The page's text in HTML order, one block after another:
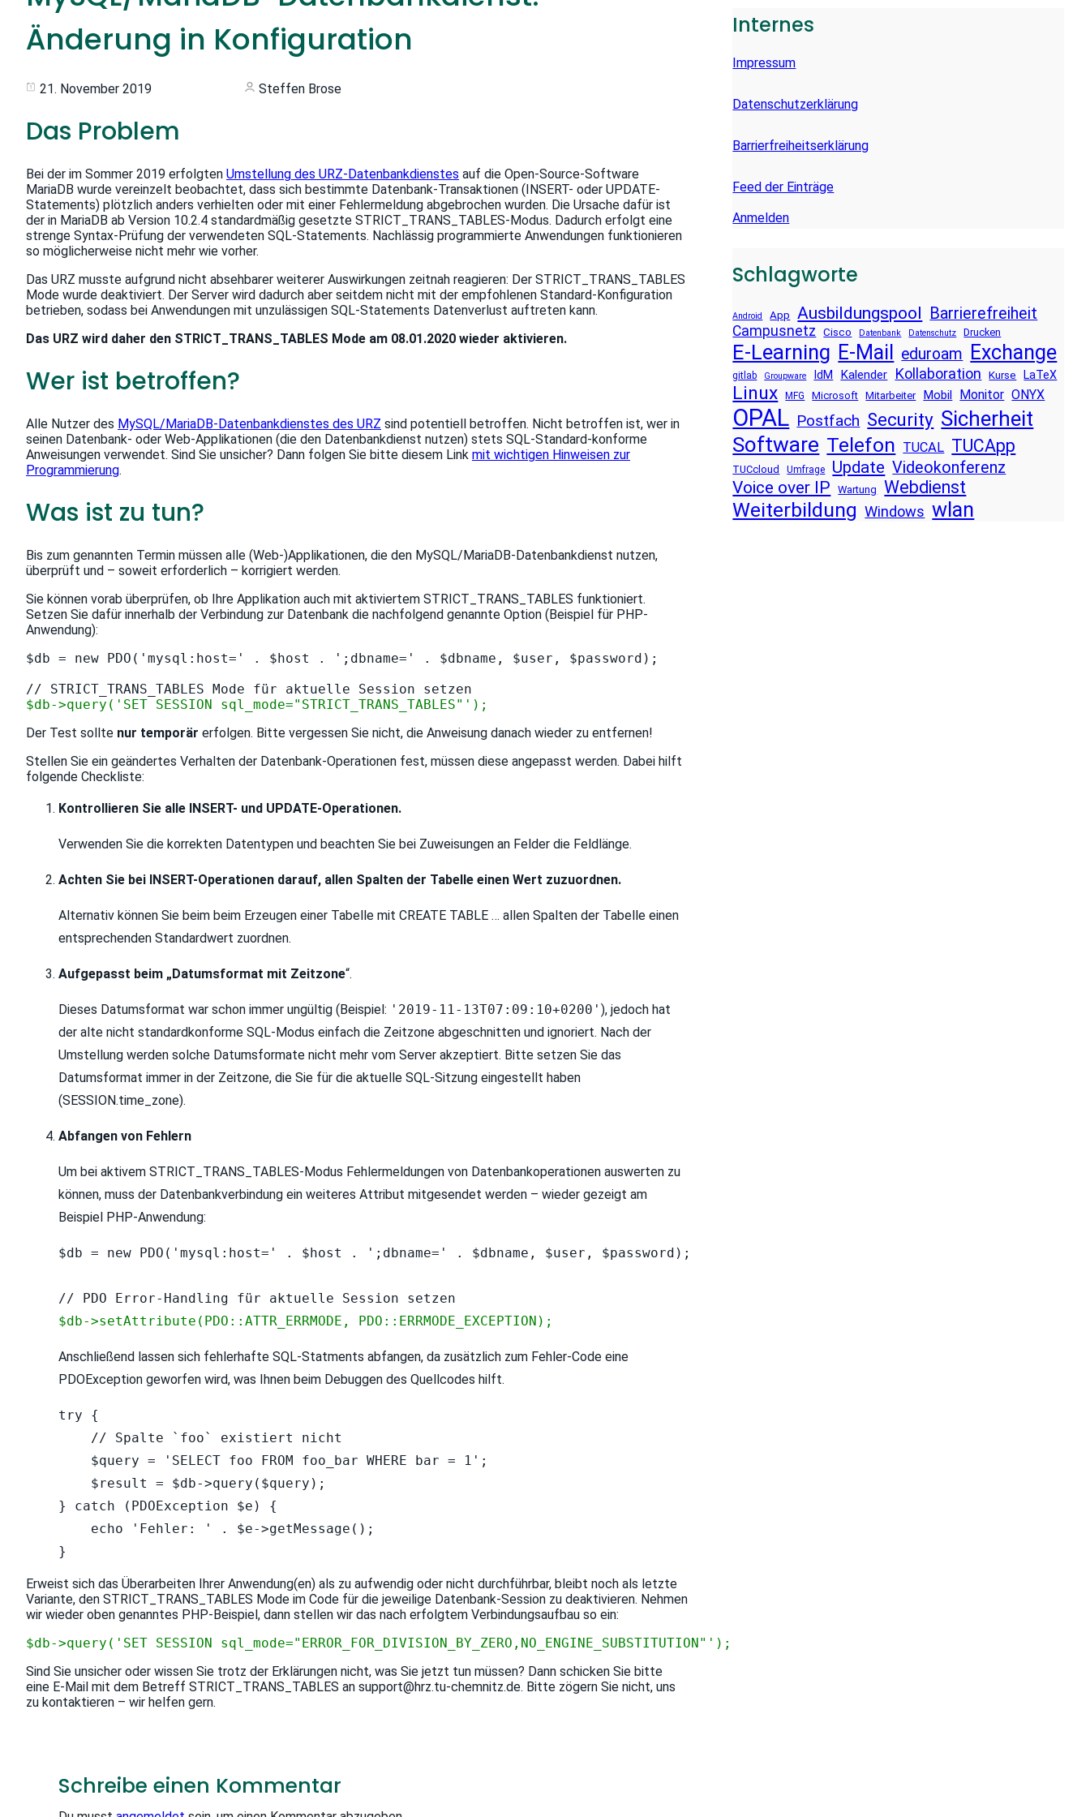
Änderung in Konfiguration
21. November 2019 Steffen Brose
Das Problem
Bei der im Sommer 2019 erfolgten Umstellung des URZ-Datenbankdienstes auf die Open-Source-Software
MariaDB wurde vereinzelt beobachtet, dass sich bestimmte Datenbank-Transaktionen (INSERT- oder UPDATE-
Statements) plötzlich anders verhielten oder mit einer Fehlermeldung abgebrochen wurden. Die Ursache dafür ist
der in MariaDB ab Version 10.2.4 standardmäßig gesetzte STRICT_TRANS_TABLES-Modus. Dadurch erfolgt eine
strenge Syntax-Prüfung der verwendeten SQL-Statements. Nachlässig programmierte Anwendungen funktionieren
so möglicherweise nicht mehr wie vorher.
Das URZ musste aufgrund nicht absehbarer weiterer Auswirkungen zeitnah reagieren: Der STRICT_TRANS_TABLES
Mode wurde deaktiviert. Der Server wird dadurch aber seitdem nicht mit der empfohlenen Standard-Konfiguration
betrieben, sodass bei Anwendungen mit unzulässigen SQL-Statements Datenverlust auftreten kann.
Das URZ wird daher den STRICT_TRANS_TABLES Mode am 08.01.2020 wieder aktivieren.
Wer ist betroffen?
Alle Nutzer des MySQL/MariaDB-Datenbankdienstes des URZ sind potentiell betroffen. Nicht betroffen ist, wer in
seinen Datenbank- oder Web-Applikationen (die den Datenbankdienst nutzen) stets SQL-Standard-konforme
Anweisungen verwendet. Sind Sie unsicher? Dann folgen Sie bitte diesem Link mit wichtigen Hinweisen zur
Programmierung.
Was ist zu tun?
Bis zum genannten Termin müssen alle (Web-)Applikationen, die den MySQL/MariaDB-Datenbankdienst nutzen,
überprüft und – soweit erforderlich – korrigiert werden.
Sie können vorab überprüfen, ob Ihre Applikation auch mit aktiviertem STRICT_TRANS_TABLES funktioniert.
Setzen Sie dafür innerhalb der Verbindung zur Datenbank die nachfolgend genannte Option (Beispiel für PHP-
Anwendung):
$db = new PDO('mysql:host=' . $host . ';dbname=' . $dbname, $user, $password);
$db->query('SET SESSION sql_mode="STRICT_TRANS_TABLES"');
Der Test sollte nur temporär erfolgen. Bitte vergessen Sie nicht, die Anweisung danach wieder zu entfernen!
Stellen Sie ein geändertes Verhalten der Datenbank-Operationen fest, müssen diese angepasst werden. Dabei hilft
folgende Checkliste:
Kontrollieren Sie alle INSERT- und UPDATE-Operationen.
Verwenden Sie die korrekten Datentypen und beachten Sie bei Zuweisungen an Felder die Feldlänge.
Achten Sie bei INSERT-Operationen darauf, allen Spalten der Tabelle einen Wert zuzuordnen.
Alternativ können Sie beim beim Erzeugen einer Tabelle mit CREATE TABLE … allen Spalten der Tabelle einen
entsprechenden Standardwert zuordnen.
Aufgepasst beim „Datumsformat mit Zeitzone“.
Dieses Datumsformat war schon immer ungültig (Beispiel: '2019-11-13T07:09:10+0200' ), jedoch hat
der alte nicht standardkonforme SQL-Modus einfach die Zeitzone abgeschnitten und ignoriert. Nach der
Umstellung werden solche Datumsformate nicht mehr vom Server akzeptiert. Bitte setzen Sie das
Datumsformat immer in der Zeitzone, die Sie für die aktuelle SQL-Sitzung eingestellt haben
(SESSION.time_zone).
Abfangen von Fehlern
Um bei aktivem STRICT_TRANS_TABLES-Modus Fehlermeldungen von Datenbankoperationen auswerten zu
können, muss der Datenbankverbindung ein weiteres Attribut mitgesendet werden – wieder gezeigt am
Beispiel PHP-Anwendung:
$db = new PDO('mysql:host=' . $host . ';dbname=' . $dbname, $user, $password);
$db->setAttribute(PDO::ATTR_ERRMODE, PDO::ERRMODE_EXCEPTION);
Anschließend lassen sich fehlerhafte SQL-Statments abfangen, da zusätzlich zum Fehler-Code eine
PDOException geworfen wird, was Ihnen beim Debuggen des Quellcodes hilft.
try {
    // Spalte `foo` existiert nicht
    $query = 'SELECT foo FROM foo_bar WHERE bar = 1';
    $result = $db->query($query);
} catch (PDOException $e) {
    echo 'Fehler: ' . $e->getMessage();
}
Erweist sich das Überarbeiten Ihrer Anwendung(en) als zu aufwendig oder nicht durchführbar, bleibt noch als letzte
Variante, den STRICT_TRANS_TABLES Mode im Code für die jeweilige Datenbank-Session zu deaktivieren. Nehmen
wir wieder oben genanntes PHP-Beispiel, dann stellen wir das nach erfolgtem Verbindungsaufbau so ein:
$db->query('SET SESSION sql_mode="ERROR_FOR_DIVISION_BY_ZERO,NO_ENGINE_SUBSTITUTION"');
Sind Sie unsicher oder wissen Sie trotz der Erklärungen nicht, was Sie jetzt tun müssen? Dann schicken Sie bitte
eine E-Mail mit dem Betreff STRICT_TRANS_TABLES an support@hrz.tu-chemnitz.de. Bitte zögern Sie nicht, uns
zu kontaktieren – wir helfen gern.
Schreibe einen Kommentar
Internes
Impressum
Datenschutzerklärung
Barrierfreiheitserklärung
Feed der Einträge
Anmelden
Schlagworte
Android App Ausbildungspool Barrierefreiheit
Campusnetz Cisco Datenbank Datenschutz Drucken
E-Learning E-Mail eduroam Exchange
gitlab Groupware IdM Kalender Kollaboration Kurse LaTeX
Linux MFG Microsoft Mitarbeiter Mobil Monitor ONYX
OPAL Postfach Security Sicherheit
Software Telefon TUCAL TUCApp
TUCcloud Umfrage Update Videokonferenz
Voice over IP Wartung Webdienst
Weiterbildung Windows wlan